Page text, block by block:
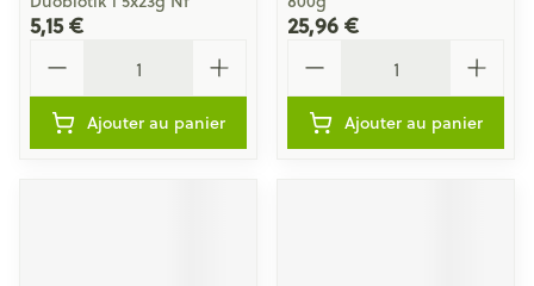
5,15 €
Ajouter au panier
25,96 €
Ajouter au panier